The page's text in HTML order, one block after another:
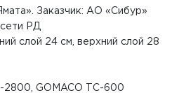
Заказчик: АО «Сибур»
РД
слой 24 см, верхний слой 28
2800, GOMACO ТС-600